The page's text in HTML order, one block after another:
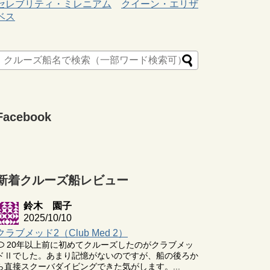
レブリティ・ミレニアム
クイーン・エリザ
ス
着クルーズ船レビュー
鈴木 園子
2025/10/10
ラブメッド2（Club Med 2）
20年以上前に初めてクルーズしたのがクラブメッ
Ⅱでした。あまり記憶がないのですが、船の後ろか
直接スクーバダイビングできた気がします。...